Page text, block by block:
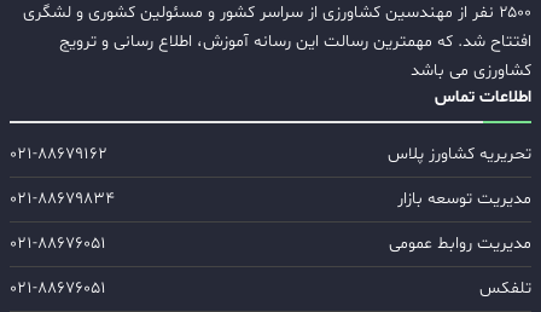
۲۵۰۰ نفر از مهندسین کشاورزی از سراسر کشور و مسئولین کشوری و لشگری
افتتاح شد. که مهمترین رسالت این رسانه آموزش، اطلاع رسانی و ترویج
کشاورزی می باشد
اطلاعات تماس
تحریریه کشاورز پلاس
۰۲۱-۸۸۶۷۹۱۶۲
مدیریت توسعه بازار
۰۲۱-۸۸۶۷۹۸۳۴
مدیریت روابط عمومی
۰۲۱-۸۸۶۷۶۰۵۱
تلفکس
۰۲۱-۸۸۶۷۶۰۵۱